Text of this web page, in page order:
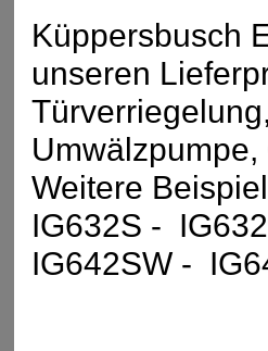
Küppersbusch
unseren
Umwälzpumpe,
Weitere
IG632S -
IG642SW -